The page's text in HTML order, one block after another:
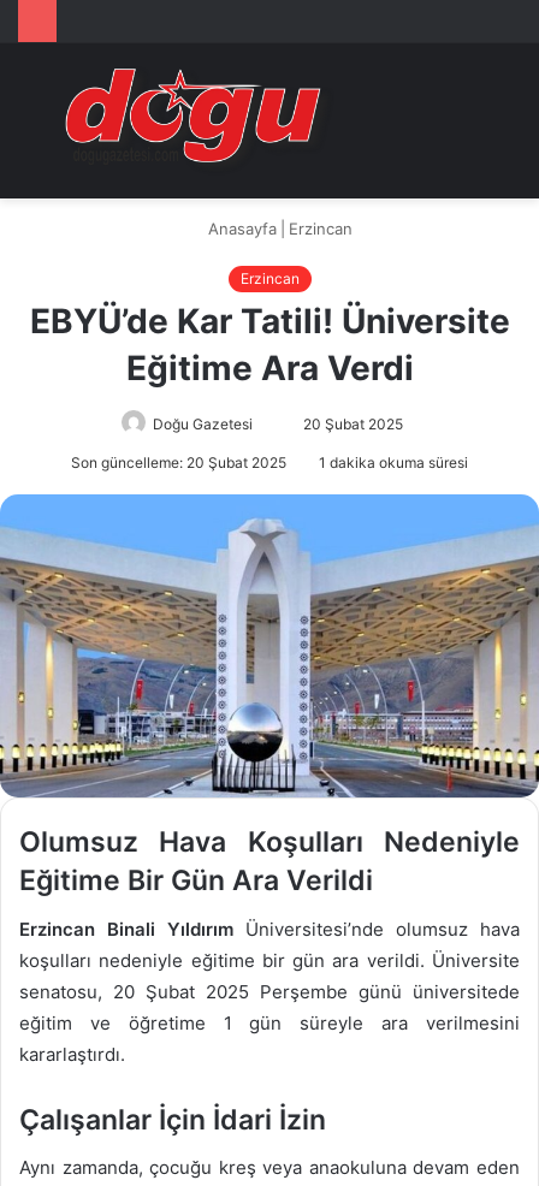
Arama
...
Anasayfa Erzincan
Erzincan
EBYÜ’de Kar Tatili! Üniversite
Eğitime Ara Verdi
Doğu Gazetesi
e-
20 Şubat 2025
Son güncelleme: 20 Şubat 2025 1 dakika okuma süresi
Olumsuz Hava Koşulları Nedeniyle
Eğitime Bir Gün Ara Verildi
Erzincan Binali Yıldırım Üniversitesi’nde olumsuz hava
koşulları nedeniyle eğitime bir gün ara verildi. Üniversite
senatosu, 20 Şubat 2025 Perşembe günü üniversitede
eğitim ve öğretime 1 gün süreyle ara verilmesini
kararlaştırdı.
Çalışanlar İçin İdari İzin
Aynı zamanda, çocuğu kreş veya anaokuluna devam eden